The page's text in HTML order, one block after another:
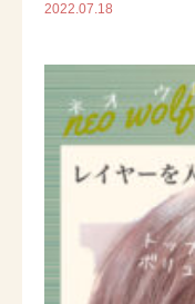
2022.07.18